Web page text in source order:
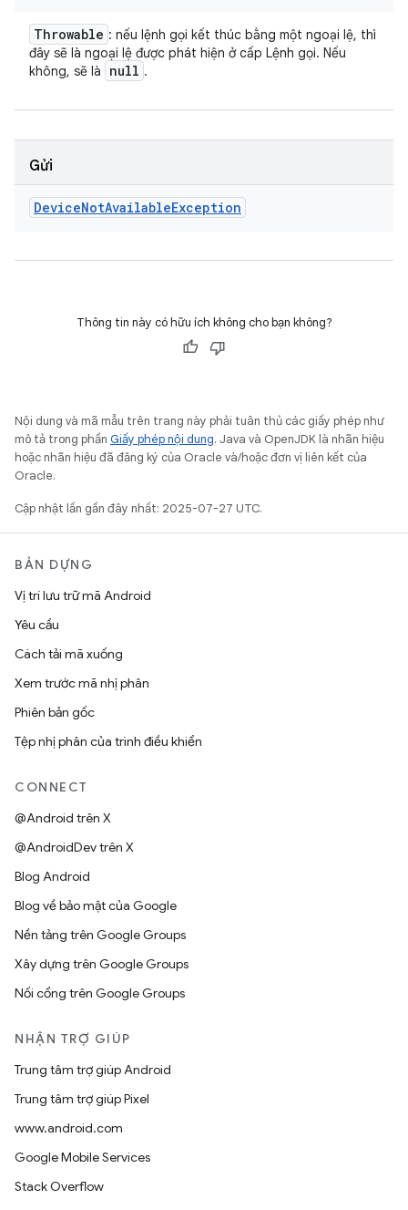
Throwable : nếu lệnh gọi kết thúc bằng một ngoại lệ, thì
đây sẽ là ngoại lệ được phát hiện ở cấp Lệnh gọi. Nếu
không, sẽ là
null .
Gửi
DeviceNotAvailableException
Thông tin này có hữu ích không cho bạn không?
Nội dung và mã mẫu trên trang này phải tuân thủ các giấy phép như
mô tả trong phần Giấy phép nội dung. Java và OpenJDK là nhãn hiệu
hoặc nhãn hiệu đã đăng ký của Oracle và/hoặc đơn vị liên kết của
Oracle.
Cập nhật lần gần đây nhất: 2025-07-27 UTC.
BẢN DỰNG
Vị trí lưu trữ mã Android
Yêu cầu
Cách tải mã xuống
Xem trước mã nhị phân
Phiên bản gốc
Tệp nhị phân của trình điều khiển
CONNECT
@Android trên X
@AndroidDev trên X
Blog Android
Blog về bảo mật của Google
Nền tảng trên Google Groups
Xây dựng trên Google Groups
Nối cổng trên Google Groups
NHẬN TRỢ GIÚP
Trung tâm trợ giúp Android
Trung tâm trợ giúp Pixel
www.android.com
Google Mobile Services
Stack Overflow